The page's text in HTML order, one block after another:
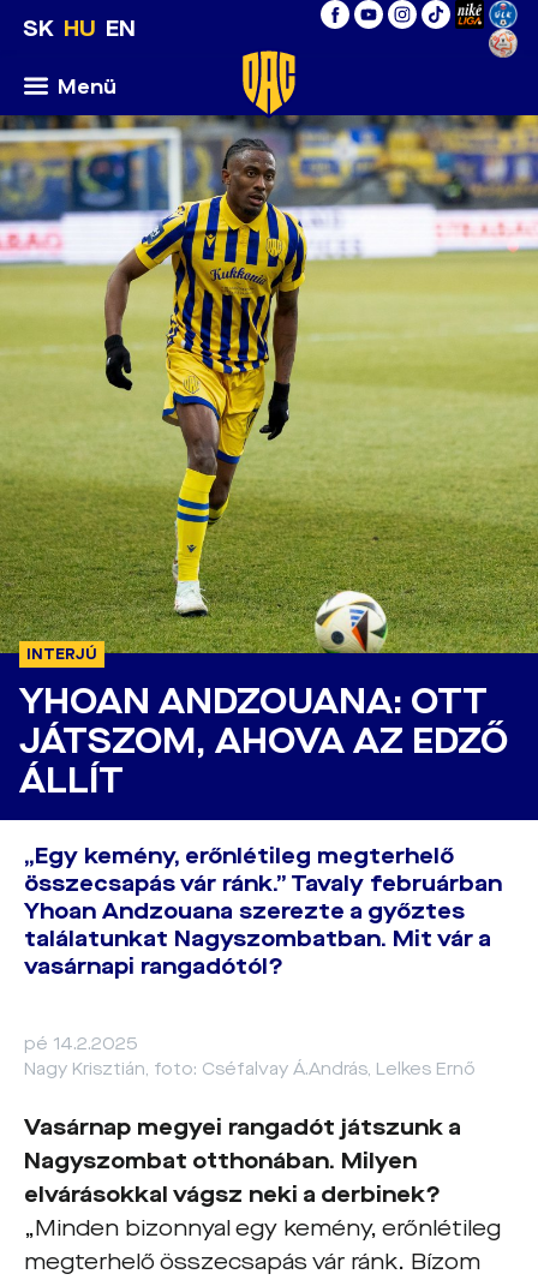
SK HU EN
Menü
INTERJÚ
YHOAN ANDZOUANA: OTT
JÁTSZOM, AHOVA AZ EDZŐ
ÁLLÍT
„Egy kemény, erőnlétileg megterhelő
összecsapás vár ránk.” Tavaly februárban
Yhoan Andzouana szerezte a győztes
találatunkat Nagyszombatban. Mit vár a
vasárnapi rangadótól?
pé 14.2.2025
Nagy Krisztián, foto: Cséfalvay Á.András, Lelkes Ernő
Vasárnap megyei rangadót játszunk a
Nagyszombat otthonában. Milyen
elvárásokkal vágsz neki a derbinek?
„Minden bizonnyal egy kemény, erőnlétileg
megterhelő összecsapás vár ránk. Bízom